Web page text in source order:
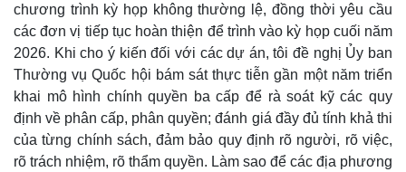
chương trình kỳ họp không thường lệ, đồng thời yêu cầu
các đơn vị tiếp tục hoàn thiện để trình vào kỳ họp cuối năm
2026. Khi cho ý kiến đối với các dự án, tôi đề nghị Ủy ban
Thường vụ Quốc hội bám sát thực tiễn gần một năm triển
khai mô hình chính quyền ba cấp để rà soát kỹ các quy
định về phân cấp, phân quyền; đánh giá đầy đủ tính khả thi
của từng chính sách, đảm bảo quy định rõ người, rõ việc,
rõ trách nhiệm, rõ thẩm quyền. Làm sao để các địa phương